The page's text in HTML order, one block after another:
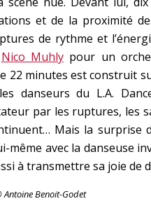
et de la proximité
de rythme et
Nico Muhly pour un
22 minutes est construit
danseurs du L.A.
par les ruptures, les
Mais la surprise
même avec la danseuse
à transmettre sa joie de
Benoit-Godet